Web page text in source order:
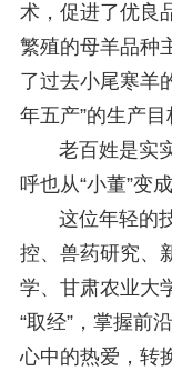
术，促进了优良
繁殖的母羊品种
了过去小尾寒羊
年五产”的生产目
老百姓是实
呼也从“小董”变成
这位年轻的
控、兽药研究、
学、甘肃农业大
“取经”，掌握前
心中的热爱，转